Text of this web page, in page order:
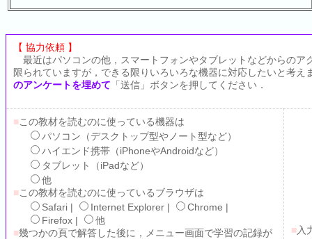
【 協力依頼 】
最近はパソコンの他，スマートフォンやタブレットなどからのア
限られていますが，できる限りいろいろな機器に対応したいと考
のアンケートを埋めて 「送信」ボタンを押してください．
■この教材を読むのに使っている機器は
パソコン（デスクトップ型やノート型など）
ハイエンド携帯（iPhoneやAndroidなど）
タブレット（iPadなど）
他
■この教材を読むのに使っているブラウザは
Safari |
Internet Explorer |
Chrome |
Firefox |
他
■幾つかの頁で解答した後に，メニュー画面で学習の記録が
■ 入